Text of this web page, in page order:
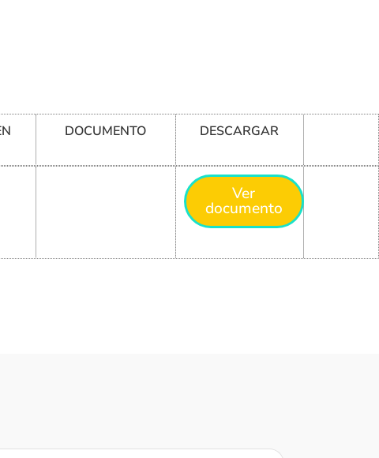
DOCUMENTO DESCARGAR
Ver
documento